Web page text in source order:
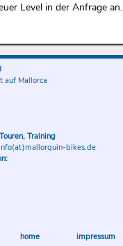
Level in der Anfrage an.
auf Mallorca
Training
bikes.de
home impressum